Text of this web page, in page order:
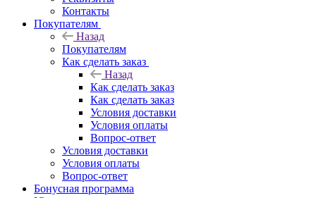
Контакты
Покупателям
Назад
Покупателям
Как сделать заказ
Назад
Как сделать заказ
Как сделать заказ
Условия доставки
Условия оплаты
Вопрос-ответ
Условия доставки
Условия оплаты
Вопрос-ответ
Бонусная программа